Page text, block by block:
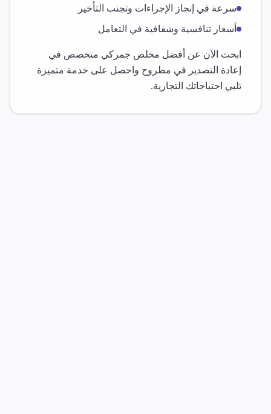
سرعة في إنجاز الإجراءات وتجنب التأخير
أسعار تنافسية وشفافية في التعامل
ابحث الآن عن أفضل مخلص جمركي متخصص في
إعادة التصدير في مطروح واحصل على خدمة متميزة
تلبي احتياجاتك التجارية.